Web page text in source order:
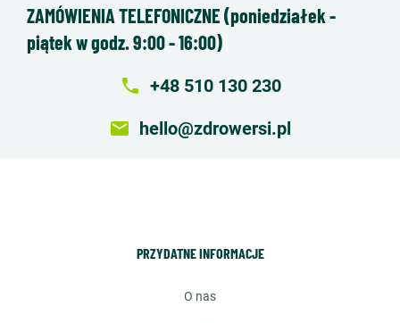
ZAMÓWIENIA TELEFONICZNE (poniedziałek -
piątek w godz. 9:00 - 16:00)
local_phone +48 510 130 230
email hello@zdrowersi.pl
PRZYDATNE INFORMACJE
o nas